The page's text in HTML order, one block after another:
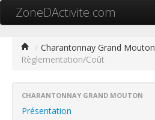
ZoneDActivite.com
Actualité
Cartographie ZA
Recherche avancée
/ Charantonnay Grand Mouton
Règlementation/Coût
CHARANTONNAY GRAND MOUTON
Présentation